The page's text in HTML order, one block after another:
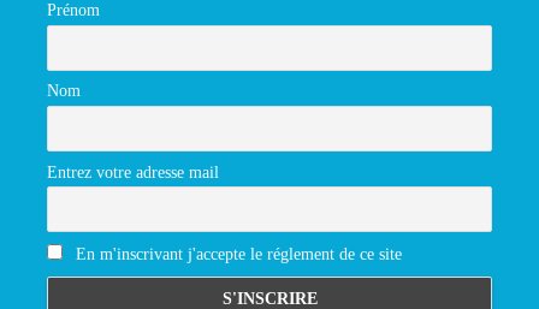
Prénom
Nom
Entrez votre adresse mail
En m'inscrivant j'accepte le réglement de ce site